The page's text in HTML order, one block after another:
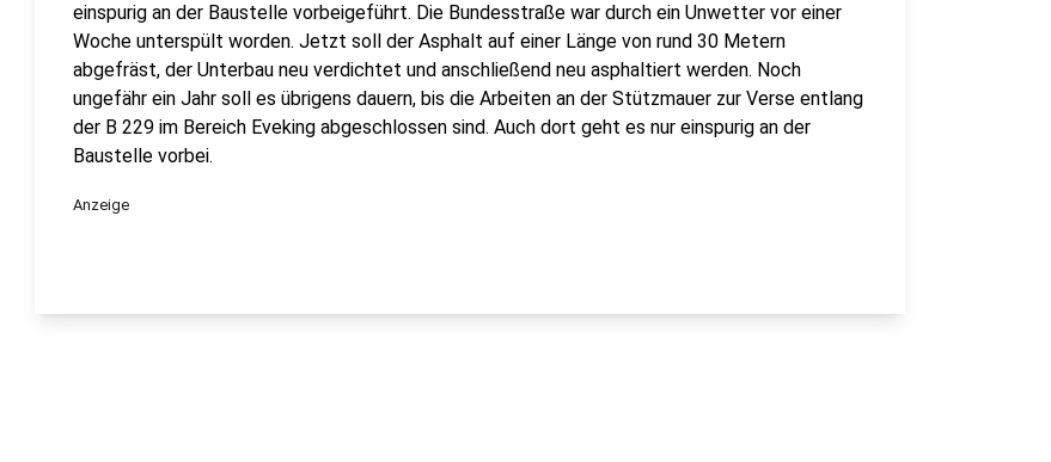
einspurig an der Baustelle vorbeigeführt. Die Bundesstraße war durch ein Unwetter vor einer
Woche unterspült worden. Jetzt soll der Asphalt auf einer Länge von rund 30 Metern
abgefräst, der Unterbau neu verdichtet und anschließend neu asphaltiert werden. Noch
ungefähr ein Jahr soll es übrigens dauern, bis die Arbeiten an der Stützmauer zur Verse entlang
der B 229 im Bereich Eveking abgeschlossen sind. Auch dort geht es nur einspurig an der
Baustelle vorbei.
Anzeige